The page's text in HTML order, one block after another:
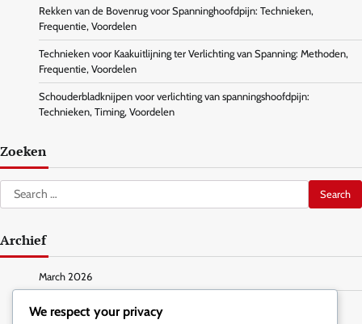
Rekken van de Bovenrug voor Spanninghoofdpijn: Technieken,
Frequentie, Voordelen
Technieken voor Kaakuitlijning ter Verlichting van Spanning: Methoden,
Frequentie, Voordelen
Schouderbladknijpen voor verlichting van spanningshoofdpijn:
Technieken, Timing, Voordelen
Zoeken
Search
for:
Archief
March 2026
February 2026
We respect your privacy